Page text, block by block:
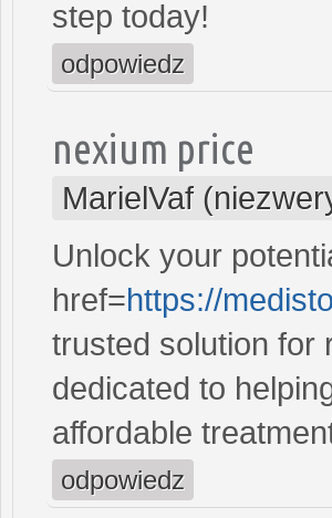
step today!
odpowiedz
nexium price
MarielVaf
Unlock your
href=https://
trusted solution for
dedicated to
affordable
odpowiedz